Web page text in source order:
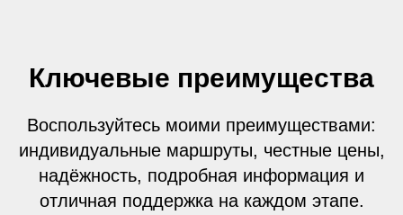
Ключевые преимущества
Воспользуйтесь моими преимуществами:
индивидуальные маршруты, честные цены,
надёжность, подробная информация и
отличная поддержка на каждом этапе.